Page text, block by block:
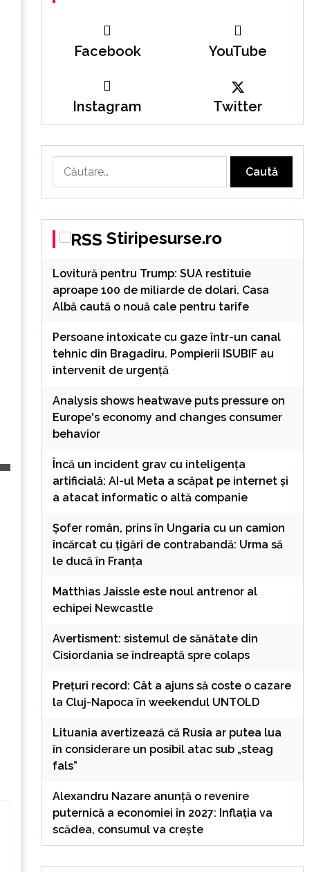
Facebook YouTube
Instagram Twitter
după:
Stiripesurse.ro
Lovitură pentru Trump: SUA restituie
aproape 100 de miliarde de dolari. Casa
Albă caută o nouă cale pentru tarife
Persoane intoxicate cu gaze într-un canal
tehnic din Bragadiru. Pompierii ISUBIF au
intervenit de urgență
Analysis shows heatwave puts pressure on
Europe's economy and changes consumer
behavior
Încă un incident grav cu inteligența
artificială: AI-ul Meta a scăpat pe internet și
a atacat informatic o altă companie
Șofer român, prins în Ungaria cu un camion
încărcat cu țigări de contrabandă: Urma să
le ducă în Franța
Matthias Jaissle este noul antrenor al
echipei Newcastle
Avertisment: sistemul de sănătate din
Cisiordania se îndreaptă spre colaps
Preţuri record: Cât a ajuns să coste o cazare
la Cluj-Napoca în weekendul UNTOLD
Lituania avertizează că Rusia ar putea lua
în considerare un posibil atac sub „steag
fals”
Alexandru Nazare anunță o revenire
puternică a economiei în 2027: Inflația va
scădea, consumul va crește